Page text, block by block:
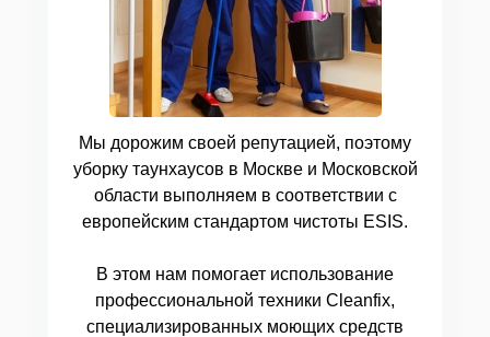
Мы дорожим своей репутацией, поэтому
уборку таунхаусов в Москве и Московской
области выполняем в соответствии с
европейским стандартом чистоты ESIS.
В этом нам помогает использование
профессиональной техники Cleanfix,
специализированных моющих средств